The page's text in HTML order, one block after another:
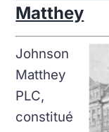
Matthey
Johnson
Matthey
PLC,
constitué